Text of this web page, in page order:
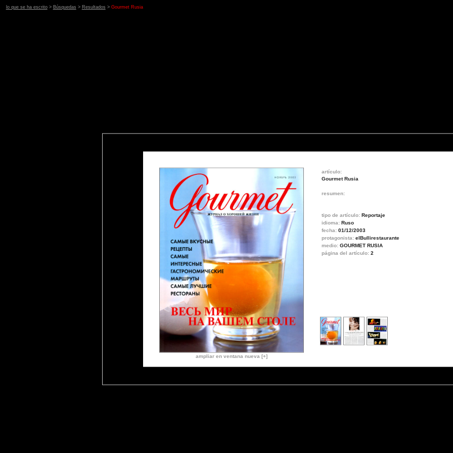
lo que se ha escrito> Búsquedas > Resultados > Gourmet Rusia
artículo:
Gourmet Rusia
resumen:
tipo de artículo: Reportaje
idioma: Ruso
fecha: 01/12/2003
protagonista: elBullirestaurante
medio: GOURMET RUSIA
página del artículo: 2
ampliar en ventana nueva [+]